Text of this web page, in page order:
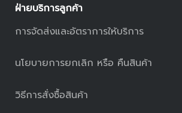
ฝ่ายบริการลูกค้า
การจัดส่งและอัตราการให้บริการ
นโยบายการยกเลิก หรือ คืนสินค้า
วิธีการสั่งซื้อสินค้า